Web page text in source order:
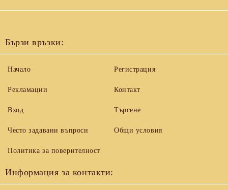
Бързи връзки:
Начало
Рекламации
Вход
Често задавани въпроси
Регистрация
Контакт
Търсене
Общи условия
Политика за поверителност
Информация за контакти: